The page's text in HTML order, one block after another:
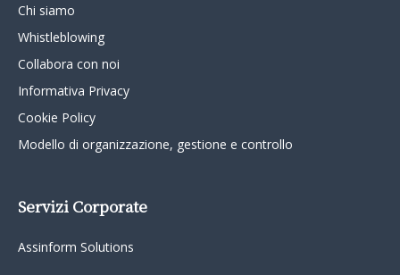
Chi siamo
Whistleblowing
Collabora con noi
Informativa Privacy
Cookie Policy
Modello di organizzazione, gestione e controllo
Servizi Corporate
Assinform Solutions